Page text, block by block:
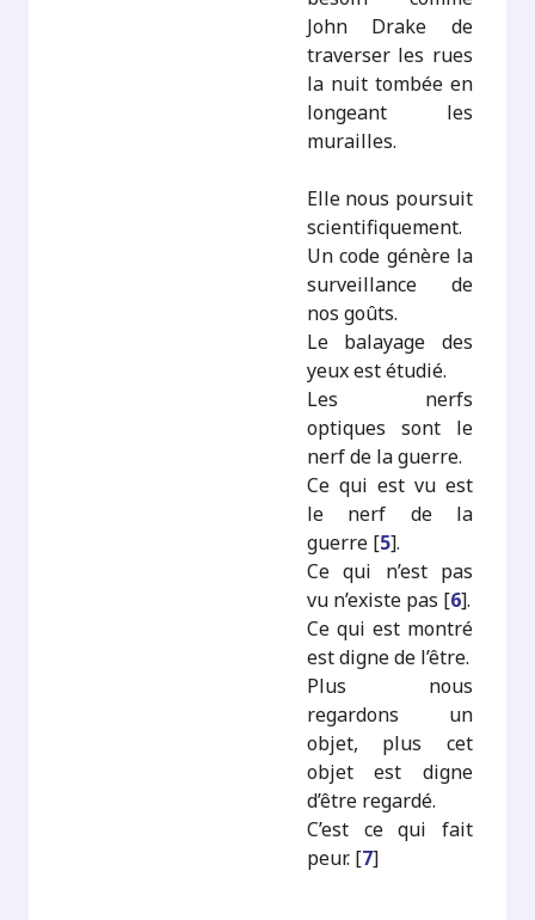
John Drake de
traverser les rues
la nuit tombée en
longeant les
murailles.
Elle nous poursuit
scientifiquement.
Un code génère la
surveillance de
nos goûts.
Le balayage des
yeux est étudié.
Les nerfs
optiques sont le
nerf de la guerre.
Ce qui est vu est
le nerf de la
guerre [5].
Ce qui n’est pas
vu n’existe pas [6].
Ce qui est montré
est digne de l’être.
Plus nous
regardons un
objet, plus cet
objet est digne
d’être regardé.
C’est ce qui fait
peur. [7]